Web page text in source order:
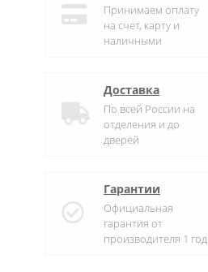
Принимаем оплату
на счет, карту и
наличными
Доставка
По всей России на
отделения и до
дверей
Гарантии
Официальная
гарантия от
производителя 1 год